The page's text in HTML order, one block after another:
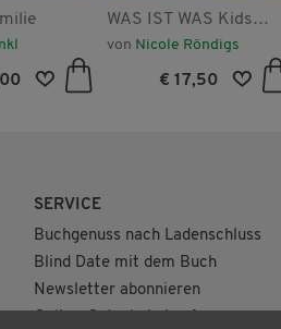
WAS IST WAS Kids
Supertiere.
Rekordhalter an Land,
von Nicole Röndigs
€ 17,50
SERVICE
Buchgenuss nach Ladenschluss
Blind Date mit dem Buch
Newsletter abonnieren